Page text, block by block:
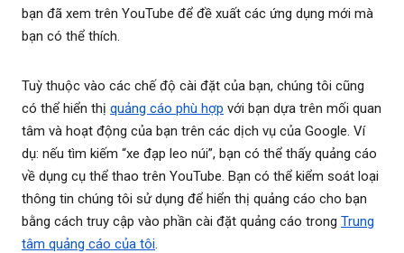
bạn đã xem trên YouTube để đề xuất các ứng dụng mới mà
bạn có thể thích.
Tuỳ thuộc vào các chế độ cài đặt của bạn, chúng tôi cũng
có thể hiển thị quảng cáo phù hợp với bạn dựa trên mối quan
tâm và hoạt động của bạn trên các dịch vụ của Google. Ví
dụ: nếu tìm kiếm “xe đạp leo núi”, bạn có thể thấy quảng cáo
về dụng cụ thể thao trên YouTube. Bạn có thể kiểm soát loại
thông tin chúng tôi sử dụng để hiển thị quảng cáo cho bạn
bằng cách truy cập vào phần cài đặt quảng cáo trong Trung
tâm quảng cáo của tôi.